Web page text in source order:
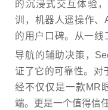
的沉浸式交互体验
训，机器人遥操作、
的用户口碑。从一线
导航的辅助决策，
证了它的可靠性。对
经不仅仅是一款 MR
端。更是一个值得信